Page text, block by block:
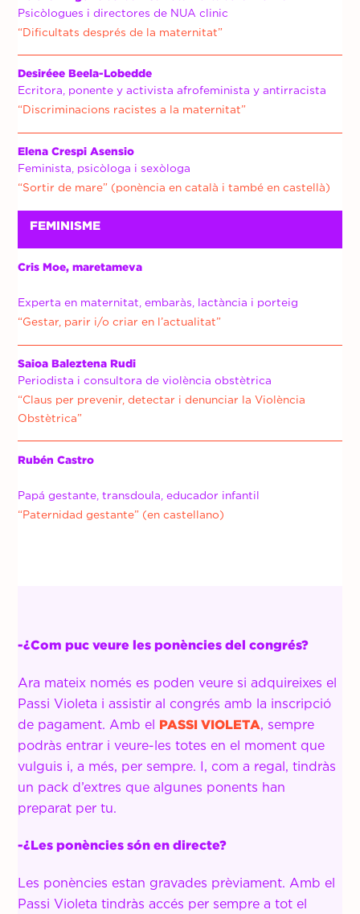
Psicòlogues i directores de NUA clinic
“Dificultats després de la maternitat”
Desiréee Beela-Lobedde
Ecritora, ponente y activista afrofeminista y antirracista
“Discriminacions racistes a la maternitat”
Elena Crespi Asensio
Feminista, psicòloga i sexòloga
“Sortir de mare” (ponència en català i també en castellà)
FEMINISME
Cris Moe, maretameva
Experta en maternitat, embaràs, lactància i porteig
“Gestar, parir i/o criar en l’actualitat”
Saioa Baleztena Rudi
Periodista i consultora de violència obstètrica
“Claus per prevenir, detectar i denunciar la Violència
Obstètrica”
Rubén Castro
Papá gestante, transdoula, educador infantil
“Paternidad gestante” (en castellano)
-¿Com puc veure les ponències del congrés?
Ara mateix només es poden veure si adquireixes el
Passi Violeta i assistir al congrés amb la inscripció
de pagament. Amb el PASSI VIOLETA, sempre
podràs entrar i veure-les totes en el moment que
vulguis i, a més, per sempre. I, com a regal, tindràs
un pack d’extres que algunes ponents han
preparat per tu.
-¿Les ponències són en directe?
Les ponències estan gravades prèviament. Amb el
Passi Violeta tindràs accés per sempre a tot el